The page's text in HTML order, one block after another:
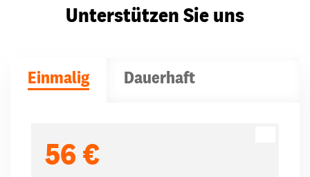
Unterstützen Sie uns
Einmalig Dauerhaft
56 €